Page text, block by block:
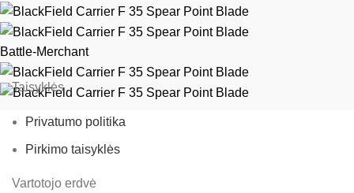
Battle-Merchant
Taisyklės
Privatumo politika
Pirkimo taisyklės
Vartotojo erdvė